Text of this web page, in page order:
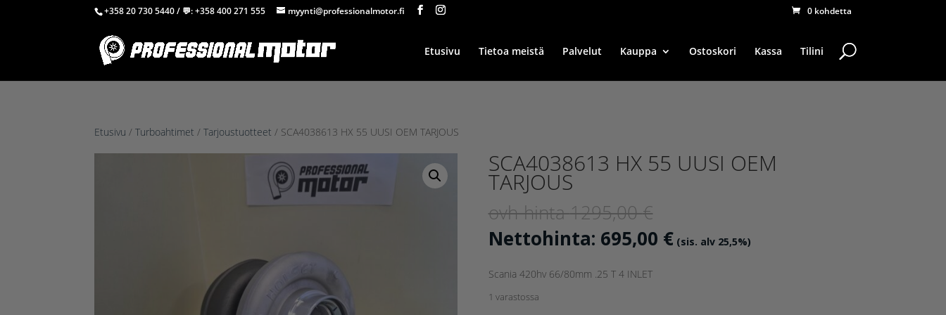
+358 20 730 5440/ 💬:+358 400 271 555 myynti@professionalmotor.fi 0 kohdetta
Etusivu Tietoa meistä Palvelut Kauppa Ostoskori Kassa Tilini
Etusivu /Turboahtimet /Tarjoustuotteet / SCA4038613 HX 55 UUSI OEM TARJOUS
SCA4038613 HX 55 UUSI OEM
TARJOUS
ovh-hinta1295,00€
hinta
Nettohinta: 695,00 €Nykyinen
(sis. alv 25,5%)
Scania 420hv 66/80mm .25 T 4 INLET
1 varastossa